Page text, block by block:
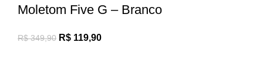
Moletom Five G – Branco
R$349,90 R$ 119,90